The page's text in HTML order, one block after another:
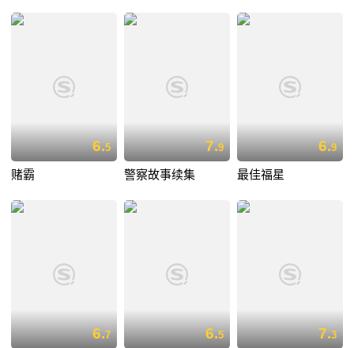
6.5
赌霸
7.9
警察故事续集
6.9
最佳福星
6.7 6.5 7.3